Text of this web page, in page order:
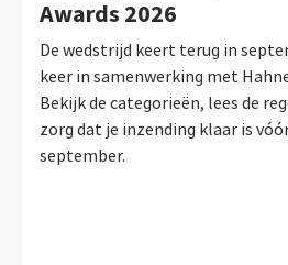
Awards 2026
De wedstrijd keert terug in
keer in samenwerking met
Bekijk de categorieën, lees de
zorg dat je inzending klaar is
september.